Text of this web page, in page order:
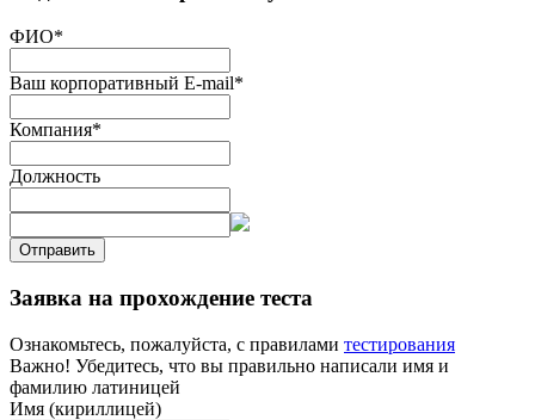
ФИО*
Ваш корпоративный E-mail*
Компания*
Должность
Отправить
Заявка на прохождение теста
Ознакомьтесь, пожалуйста, с правилами тестирования
Важно! Убедитесь, что вы правильно написали имя и
фамилию латиницей
Имя (кириллицей)